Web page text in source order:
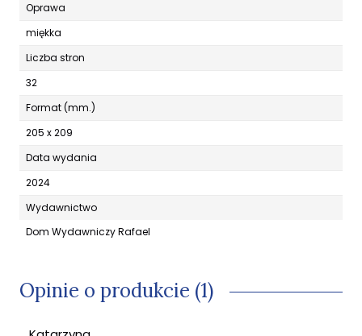
Oprawa
miękka
Liczba stron
32
Format (mm.)
205 x 209
Data wydania
2024
Wydawnictwo
Dom Wydawniczy Rafael
Opinie o produkcie (1)